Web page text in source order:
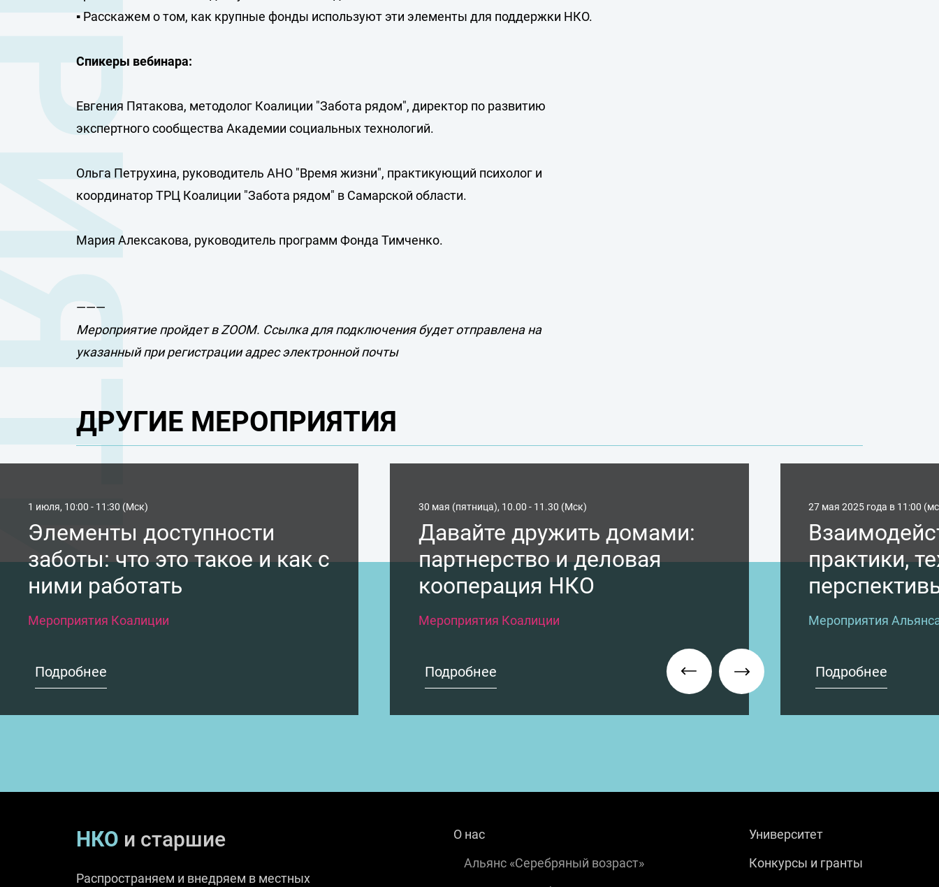
▪️ Расскажем о том, как крупные фонды используют эти элементы для поддержки НКО.
Спикеры вебинара:
Евгения Пятакова, методолог Коалиции "Забота рядом", директор по развитию
экспертного сообщества Академии социальных технологий.
Ольга Петрухина, руководитель АНО "Время жизни", практикующий психолог и
координатор ТРЦ Коалиции "Забота рядом" в Самарской области.
Мария Алексакова, руководитель программ Фонда Тимченко.
———
Мероприятие пройдет в ZOOM. Ссылка для подключения будет отправлена на
указанный при регистрации адрес электронной почты
ДРУГИЕ МЕРОПРИЯТИЯ
1 июля, 10:00 - 11:30 (Мск)
Элементы доступности
заботы: что это такое и как с
ними работать
Мероприятия Коалиции
Подробнее
30 мая (пятница), 10.00 - 11.30 (Мск)
Давайте дружить домами:
партнерство и деловая
кооперация НКО
Мероприятия Коалиции
Подробнее
27 мая 2025 года в 11:00
практики,
Мероприятия
Подробнее
НКО и старшие
Распространяем и внедряем в местных
О нас
Альянс «Серебряный возраст»
Университет
Конкурсы и гранты